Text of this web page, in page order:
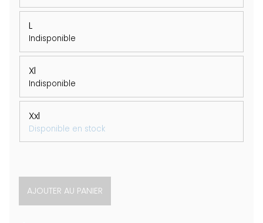
L
Indisponible
Xl
Indisponible
Xxl
Disponible en stock